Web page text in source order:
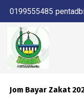
0199555485
Jom Bayar Zakat